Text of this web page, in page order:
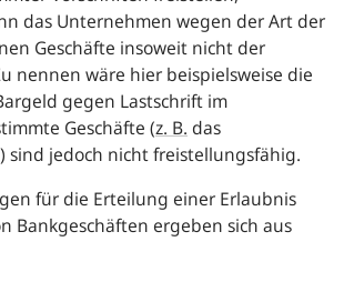
das Unternehmen wegen der Art der
Geschäfte insoweit nicht der
nennen wäre hier beispielsweise die
gegen Lastschrift im
Geschäfte (z. B. das
sind jedoch nicht freistellungsfähig.
für die Erteilung einer Erlaubnis
Bankgeschäften ergeben sich aus